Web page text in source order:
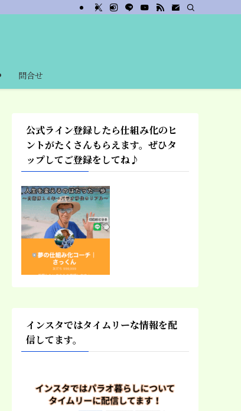
問合せ
公式ライン登録したら仕組み化のヒ
ントがたくさんもらえます。ぜひタ
ップしてご登録をしてね♪
インスタではタイムリーな情報を配
信してます。